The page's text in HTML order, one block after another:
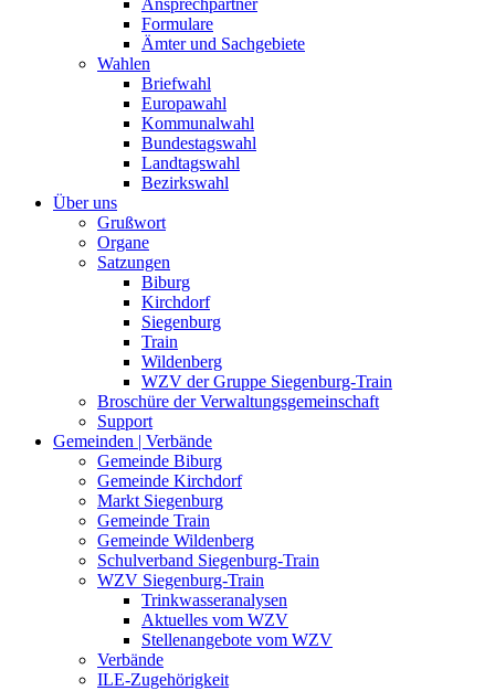
Ansprechpartner
Formulare
Ämter und Sachgebiete
Wahlen
Briefwahl
Europawahl
Kommunalwahl
Bundestagswahl
Landtagswahl
Bezirkswahl
Über uns
Grußwort
Organe
Satzungen
Biburg
Kirchdorf
Siegenburg
Train
Wildenberg
WZV der Gruppe Siegenburg-Train
Broschüre der Verwaltungsgemeinschaft
Support
Gemeinden | Verbände
Gemeinde Biburg
Gemeinde Kirchdorf
Markt Siegenburg
Gemeinde Train
Gemeinde Wildenberg
Schulverband Siegenburg-Train
WZV Siegenburg-Train
Trinkwasseranalysen
Aktuelles vom WZV
Stellenangebote vom WZV
Verbände
ILE-Zugehörigkeit